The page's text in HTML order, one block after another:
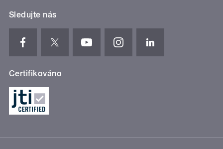
Sledujte nás
Certifikováno